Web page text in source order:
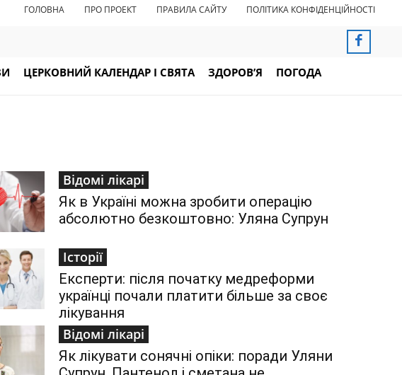
ГОЛОВНА ПРО ПРОЕКТ ПРАВИЛА САЙТУ ПОЛІТИКА КОНФІДЕНЦІЙНОСТІ
ЦЕРКОВНИЙ КАЛЕНДАР І СВЯТА ЗДОРОВ’Я ПОГОДА
Відомі лікарі
Як в Україні можна зробити операцію
абсолютно безкоштовно: Уляна Супрун
Історії
Експерти: після початку медреформи
українці почали платити більше за своє
лікування
Відомі лікарі
Як лікувати сонячні опіки: поради Уляни